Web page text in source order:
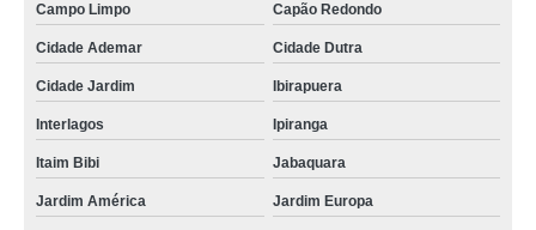
Campo Limpo Capão Redondo
Cidade Ademar Cidade Dutra
Cidade Jardim Ibirapuera
Interlagos Ipiranga
Itaim Bibi Jabaquara
Jardim América Jardim Europa